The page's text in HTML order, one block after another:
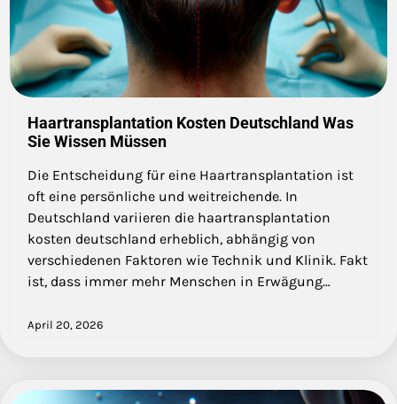
Haartransplantation Kosten Deutschland Was
Sie Wissen Müssen
Die Entscheidung für eine Haartransplantation ist
oft eine persönliche und weitreichende. In
Deutschland variieren die haartransplantation
kosten deutschland erheblich, abhängig von
verschiedenen Faktoren wie Technik und Klinik. Fakt
ist, dass immer mehr Menschen in Erwägung…
April 20, 2026